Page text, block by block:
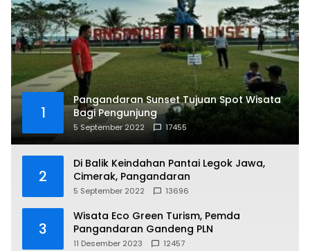
1
Pangandaran Sunset Tujuan Spot Wisata
Bagi Pengunjung
5 September 2022 17455
2
Di Balik Keindahan Pantai Legok Jawa,
Cimerak, Pangandaran
5 September 2022 13696
3
Wisata Eco Green Turism, Pemda
Pangandaran Gandeng PLN
11 Desember 2023 12457